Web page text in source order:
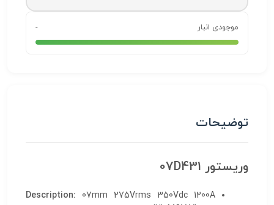
موجودی انبار -
توضیحات
وریستور 07D431
Description: 07mm 275Vrms 350Vdc 1200A